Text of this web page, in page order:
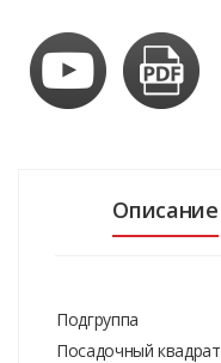
Описание
Подгруппа
Посадочный квадрат